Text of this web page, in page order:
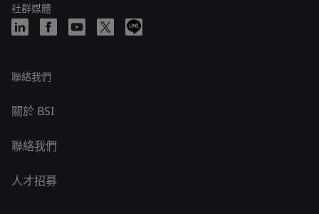
社群媒體
聯絡我們
關於 BSI
聯絡我們
人才招募